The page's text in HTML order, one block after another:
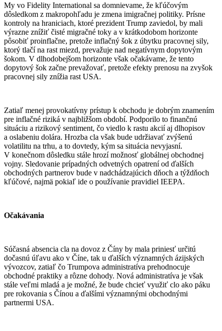
My vo Fidelity International sa domnievame, že kľúčovým
dôsledkom z makropohľadu je zmena imigračnej politiky. Prísne
kontroly na hraniciach, ktoré prezident Trump zaviedol, by mali
výrazne znížiť čisté migračné toky a v krátkodobom horizonte
pôsobiť proinflačne, pretože inflačný šok z úbytku pracovnej sily,
ktorý tlačí na rast miezd, prevažuje nad negatívnym dopytovým
šokom. V dlhodobejšom horizonte však očakávame, že tento
dopytový šok začne prevažovať, pretože efekty prenosu na zvyšok
pracovnej sily znížia rast USA.
Zatiaľ menej provokatívny prístup k obchodu je dobrým znamením
pre inflačné riziká v najbližšom období. Podporilo to finančnú
situáciu a rizikový sentiment, čo viedlo k rastu akcií aj dlhopisov
a oslabeniu dolára. Hrozba cla však bude udržiavať zvýšenú
volatilitu na trhu, a to dovtedy, kým sa situácia nevyjasní.
V konečnom dôsledku stále hrozí možnosť globálnej obchodnej
vojny. Sledovanie prípadných odvetných opatrení od ďalších
obchodných partnerov bude v nadchádzajúcich dňoch a týždňoch
kľúčové, najmä pokiaľ ide o používanie pravidiel IEEPA.
Očakávania
Súčasná absencia cla na dovoz z Číny by mala priniesť určitú
dočasnú úľavu ako v Číne, tak u ďalších významných ázijských
vývozcov, zatiaľ čo Trumpova administratíva prehodnocuje
obchodné praktiky a rôzne dohody. Nová administratíva je však
stále veľmi mladá a je možné, že bude chcieť využiť clo ako páku
pre rokovania s Čínou a ďalšími významnými obchodnými
partnermi USA.